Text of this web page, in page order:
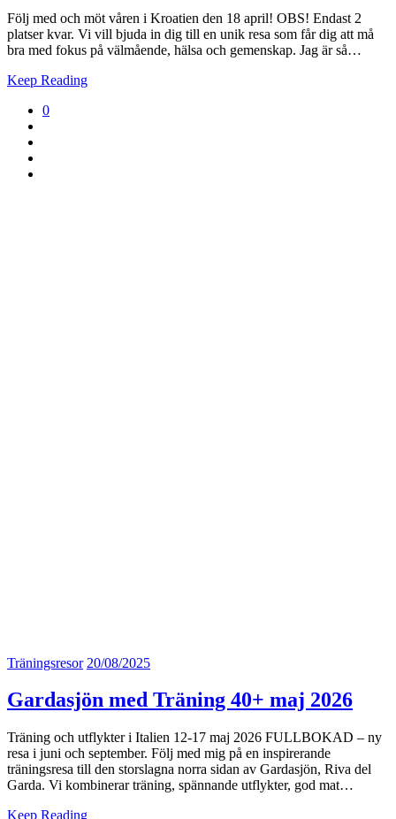
Följ med och möt våren i Kroatien den 18 april! OBS! Endast 2
platser kvar. Vi vill bjuda in dig till en unik resa som får dig att må
bra med fokus på välmående, hälsa och gemenskap. Jag är så…
Keep Reading
0
Träningsresor 20/08/2025
Gardasjön med Träning 40+ maj 2026
Träning och utflykter i Italien 12-17 maj 2026 FULLBOKAD – ny
resa i juni och september. Följ med mig på en inspirerande
träningsresa till den storslagna norra sidan av Gardasjön, Riva del
Garda. Vi kombinerar träning, spännande utflykter, god mat…
Keep Reading